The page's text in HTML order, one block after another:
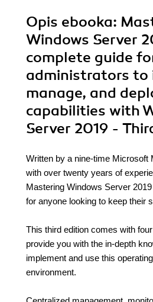
Opis ebooka:
Windows Server
complete guide
administrators to
manage, and
capabilities with
Server 2019 -
Written by a nine-time Microsoft
with over twenty years of
Mastering Windows Server
for anyone looking to keep their
This third edition comes with
provide you with the in-depth
implement and use this
environment.